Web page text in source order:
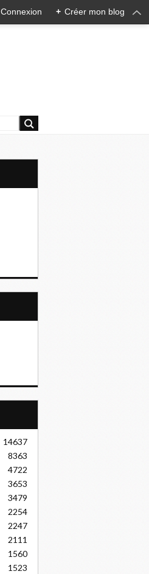
Connexion + Créer mon blog
14637
8363
4722
3653
3479
2254
2247
2111
1560
1523